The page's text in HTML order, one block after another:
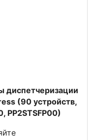
диспетчеризации
(90 устройств,
PP2STSFP00)